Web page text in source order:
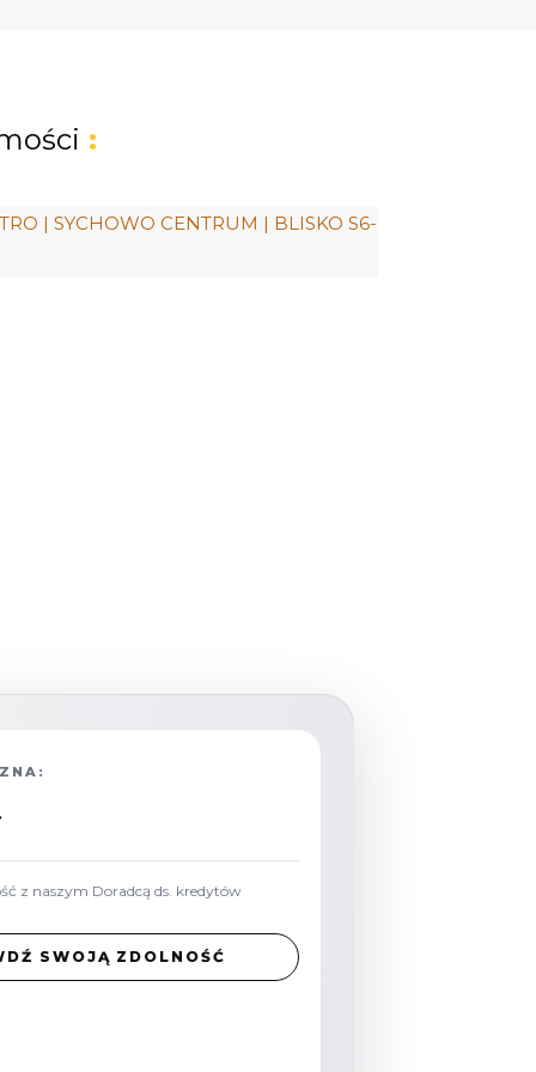
:
z naszym Doradcą ds. kredytów
SWOJĄ ZDOLNOŚĆ